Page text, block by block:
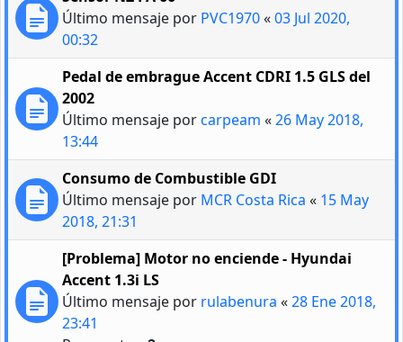
Último mensaje por PVC1970«03 Jul 2020,
00:32
Pedal de embrague Accent CDRI 1.5 GLS del
2002
Último mensaje porcarpeam «26 May 2018,
13:44
Consumo de Combustible GDI
Último mensaje por MCR Costa Rica « 15 May
2018, 21:31
[Problema] Motor no enciende - Hyundai
Accent 1.3i LS
Último mensaje por rulabenura «28 Ene 2018,
23:41